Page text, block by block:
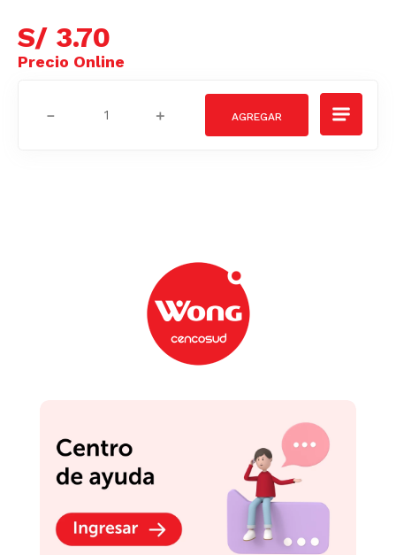
S/ 3.70
＋
－